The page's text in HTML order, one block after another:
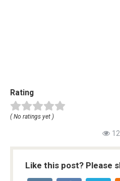
Rating
( No ratings yet )
Like this post? Please